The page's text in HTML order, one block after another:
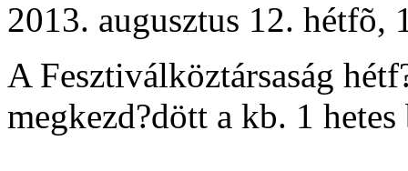
2013. augusztus 12.
A Fesztiválköztársaság
megkezd?dött a kb. 1 hetes